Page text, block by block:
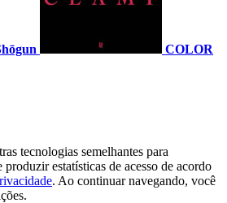
COLOR
tecnologias semelhantes para
estatísticas de acesso de acordo
. Ao continuar navegando, você